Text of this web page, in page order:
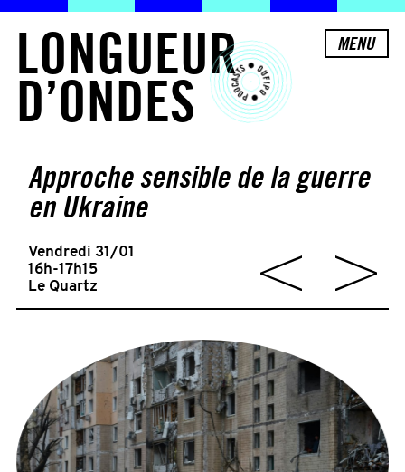
LONGUEUR
D’ONDES
MENU
Approche sensible de la guerre
en Ukraine
Vendredi 31/01
16h-17h15
Le Quartz